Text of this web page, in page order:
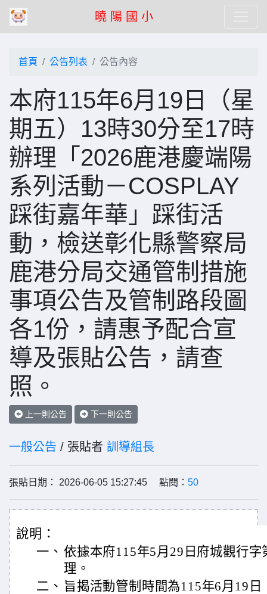
曉 陽 國 小
首頁 公告列表 公告內容
本府115年6月19日（星
期五）13時30分至17時
辦理「2026鹿港慶端陽
系列活動－COSPLAY
踩街嘉年華」踩街活
動，檢送彰化縣警察局
鹿港分局交通管制措施
事項公告及管制路段圖
各1份，請惠予配合宣
導及張貼公告，請查
照。
上一則公告 下一則公告
一般公告 / 張貼者 訓導組長
張貼日期： 2026-06-05 15:27:45 點閱： 50
說明：
一、 依據本府115年5月29日府城觀行字
理。
二、 旨揭活動管制時間為115年6月19